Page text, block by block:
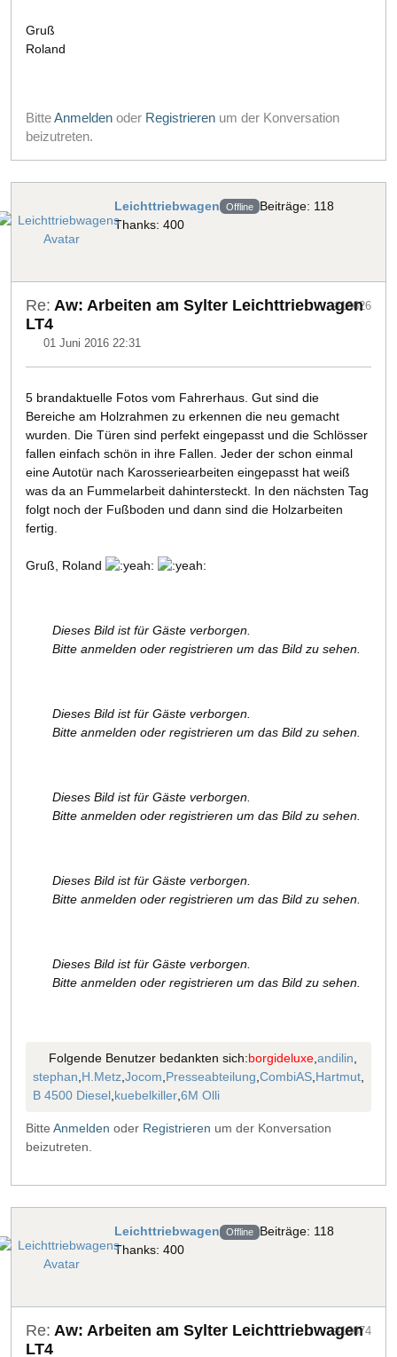
Gruß
Roland
BitteAnmelden oder Registrieren um der Konversation
beizutreten.
Leichttriebwagen Offline Beiträge: 118
Thanks: 400
Re: Aw: Arbeiten am Sylter Leichttriebwagen
LT4
01 Juni 2016 22:31
#18626
5 brandaktuelle Fotos vom Fahrerhaus. Gut sind die
Bereiche am Holzrahmen zu erkennen die neu gemacht
wurden. Die Türen sind perfekt eingepasst und die Schlösser
fallen einfach schön in ihre Fallen. Jeder der schon einmal
eine Autotür nach Karosseriearbeiten eingepasst hat weiß
was da an Fummelarbeit dahintersteckt. In den nächsten Tag
folgt noch der Fußboden und dann sind die Holzarbeiten
fertig.
Gruß, Roland
Dieses Bild ist für Gäste verborgen.
Bitte anmelden oder registrieren um das Bild zu sehen.
Dieses Bild ist für Gäste verborgen.
Bitte anmelden oder registrieren um das Bild zu sehen.
Dieses Bild ist für Gäste verborgen.
Bitte anmelden oder registrieren um das Bild zu sehen.
Dieses Bild ist für Gäste verborgen.
Bitte anmelden oder registrieren um das Bild zu sehen.
Dieses Bild ist für Gäste verborgen.
Bitte anmelden oder registrieren um das Bild zu sehen.
Folgende Benutzer bedankten sich:borgideluxe,andilin,
stephan,H.Metz,Jocom,Presseabteilung,CombiAS,Hartmut,
B 4500 Diesel,kuebelkiller,6M Olli
Bitte Anmelden oder Registrieren um der Konversation
beizutreten.
Leichttriebwagen Offline Beiträge: 118
Thanks: 400
Re: Aw: Arbeiten am Sylter Leichttriebwagen
LT4
#18674